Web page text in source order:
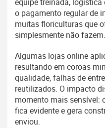
o pagamento regular de
muitas floriculturas que
simplesmente não fazem.
Algumas lojas online
resultando em coroas
qualidade, falhas de
reutilizados. O impacto
momento mais sensível:
fica evidente e gera
enviou.